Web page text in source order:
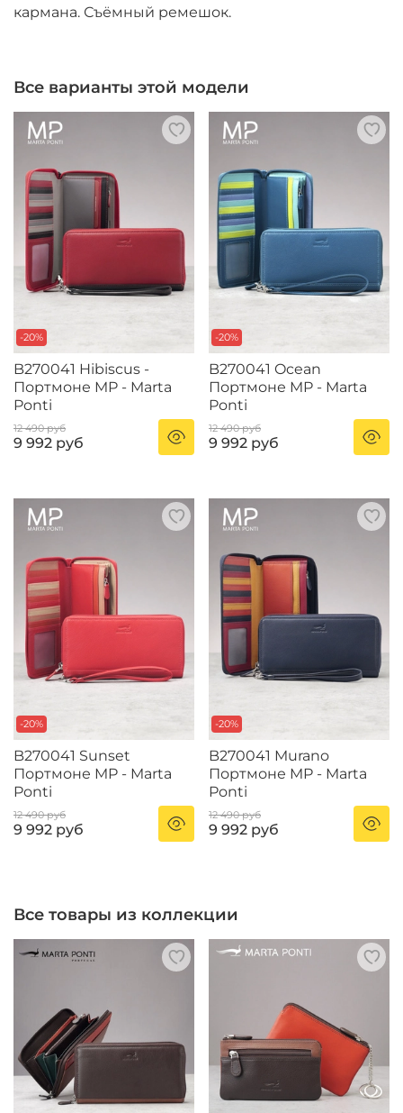
кармана. Съёмный ремешок.
Все варианты этой модели
-20%
B270041 Hibiscus -
Портмоне MP - Marta
Ponti
12 490 руб
9 992 руб
-20%
B270041 Ocean
Портмоне MP - Marta
Ponti
12 490 руб
9 992 руб
-20%
B270041 Sunset
Портмоне MP - Marta
Ponti
12 490 руб
9 992 руб
-20%
B270041 Murano
Портмоне MP - Marta
Ponti
12 490 руб
9 992 руб
Все товары из коллекции